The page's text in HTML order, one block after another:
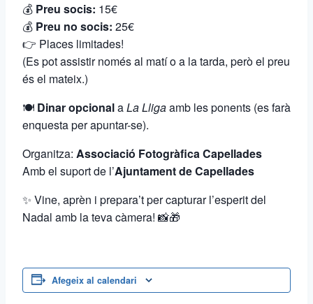
💰 Preu socis: 15€
💰 Preu no socis: 25€
👉 Places limitades!
(Es pot assistir només al matí o a la tarda, però el preu
és el mateix.)
🍽️ Dinar opcionalaLa Lligaamb les ponents (es farà
enquesta per apuntar-se).
Organitza: Associació Fotogràfica Capellades
Amb el suport de l’Ajuntament de Capellades
✨ Vine, aprèn i prepara’t per capturar l’esperit del
Nadal amb la teva càmera! 📸🎁
Afegeix al calendari